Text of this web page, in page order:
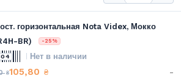
горизонтальная Nota Videx, Мокко
BR)
-25%
Нет в наличии
₴105,80 ₴ -